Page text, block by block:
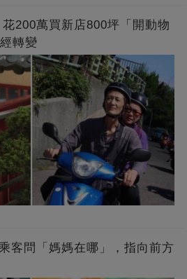
200萬買新店800坪「開動物
轉變
客問「媽媽在哪」，指向前方